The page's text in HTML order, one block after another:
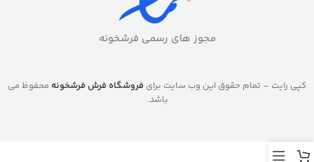
مجوز های رسمی فرشخونه
کپی رایت – تمام حقوق این وب سایت برای فروشگاه فرش فرشخونه محفوظ می
باشد.